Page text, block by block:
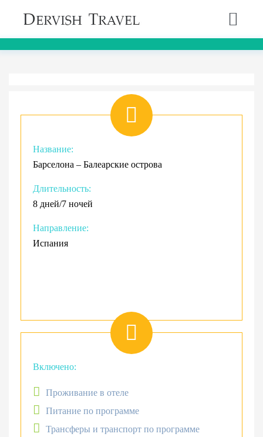
Название:
Барселона – Балеарские острова
Длительность:
8 дней/7 ночей
Направление:
Испания
Включено:
Проживание в отеле
Питание по программе
Трансферы и транспорт по программе